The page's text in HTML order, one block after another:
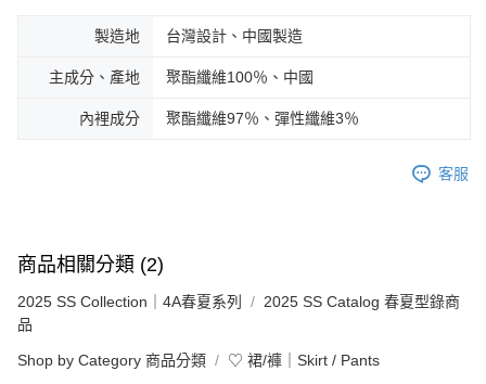
製造地 台灣設計、中國製造
主成分、產地 聚酯纖維100％、中國
內裡成分 聚酯纖維97％、彈性纖維3％
客服
商品相關分類 (2)
2025 SS Collection｜4A春夏系列
2025 SS Catalog 春夏型錄商
品
Shop by Category 商品分類 ♡ 裙/褲｜Skirt / Pants